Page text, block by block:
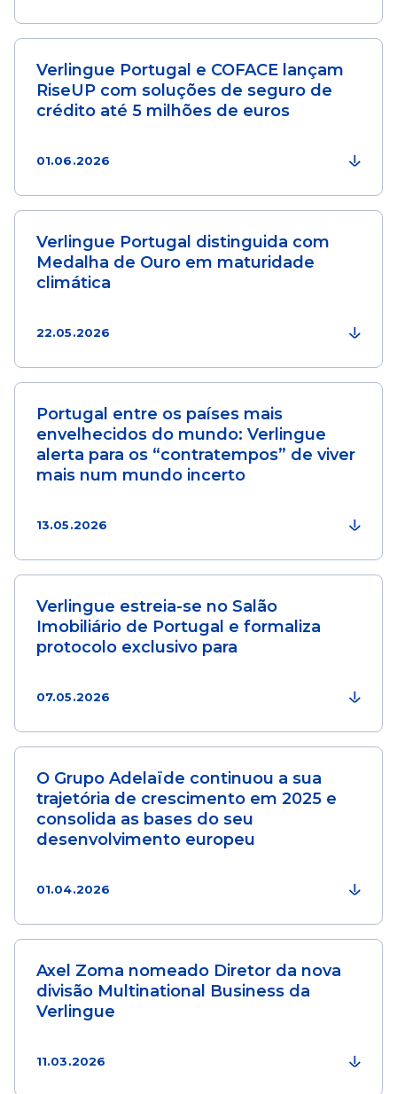
Verlingue Portugal e COFACE lançam
RiseUP com soluções de seguro de
crédito até 5 milhões de euros
01.06.2026
Verlingue Portugal distinguida com
Medalha de Ouro em maturidade
climática
22.05.2026
Portugal entre os países mais
envelhecidos do mundo: Verlingue
alerta para os “contratempos” de viver
mais num mundo incerto
13.05.2026
Verlingue estreia-se no Salão
Imobiliário de Portugal e formaliza
protocolo exclusivo para
07.05.2026
O Grupo Adelaïde continuou a sua
trajetória de crescimento em 2025 e
consolida as bases do seu
desenvolvimento europeu
01.04.2026
Axel Zoma nomeado Diretor da nova
divisão Multinational Business da
Verlingue
11.03.2026